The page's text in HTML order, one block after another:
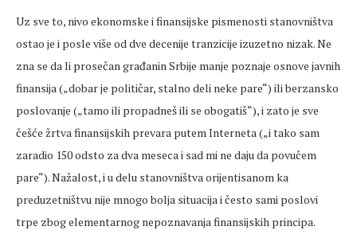
Uz sve to, nivo ekonomske i finansijske pismenosti stanovništva
ostao je i posle više od dve decenije tranzicije izuzetno nizak. Ne
zna se da li prosečan građanin Srbije manje poznaje osnove javnih
finansija („dobar je političar, stalno deli neke pare“) ili berzansko
poslovanje („tamo ili propadneš ili se obogatiš“), i zato je sve
češće žrtva finansijskih prevara putem Interneta („i tako sam
zaradio 150 odsto za dva meseca i sad mi ne daju da povučem
pare“). Nažalost, i u delu stanovništva orijentisanom ka
preduzetništvu nije mnogo bolja situacija i često sami poslovi
trpe zbog elementarnog nepoznavanja finansijskih principa.